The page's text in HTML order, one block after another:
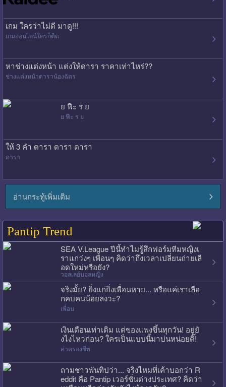
เกม ใครว่าไม่ดี มาดู!!!
เกมออนไลน์ใครก็ติด
หาช่างแต่งหน้า แต่งให้ดารา ราคาเท่าไหร่??
ช่างแต่งหน้าดาราน้องฉัตร
ย ฟืะ ร ย
ย ฟืะ ร ย
ให้ 3 คำ ดารา ดารา ดารา
ดารา
อ่านกระทู้เพิ่มเติม
Pantip Trend
SEA V.League ปีนี้ทำไมรู้สึกฟอร์มทีมหญิงเ
ราแกว่งๆ เพื่อนๆ คิดว่าถึงเวลาเปลี่ยนถ่ายเลื
อดใหม่หรือยัง?
วอลเลย์บอลหญิง
จริงมั้ย? ยิ่งแก่ยิ่งเพื่อนหาย... หรือแค่เราเลือ
กคบคนน้อยลงวะ?
เพื่อน
เงินเดือนเท่าเดิม แต่ของแพงขึ้นทุกวัน! อยู่ยั
งไงไหวก่อน? ใครเป็นแบบนี้มาบ่นหน่อยดิ๊!
ค่าครองชีพ
ถามชาวพันทิปว่า... จริงไหมที่เค้าบอกว่า R
eddit คือ Pantip เวอร์ชั่นต่างประเทศ? คิดว่า